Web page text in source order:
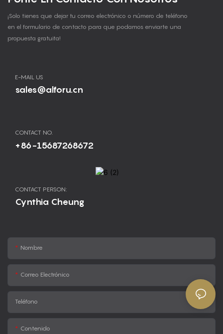
¡Solo tienes que dejar tu correo electrónico o número de teléfono
en el formulario de contacto para que podamos enviarte una
propuesta gratuita!
E-MAIL US
sales@alforu.cn
CONTACT NO.
+86-15687268672
CONTACT PERSON:
Cynthia Cheung
Nombre
Correo Electrónico
Teléfono
Contenido